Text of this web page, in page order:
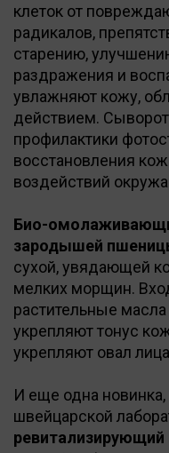
клеток от
радикалов,
старению,
раздражения и
увлажняют кожу,
действием.
профилактики
восстановления
воздействий
Био-
зародышей
сухой, увядающей
мелких морщин.
растительные
укрепляют тонус
укрепляют овал
И еще одна новинка,
швейцарской
ревитализирующий